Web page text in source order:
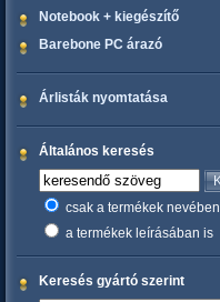
Notebook + kiegészítő
Barebone PC árazó
Árlisták nyomtatása
Általános keresés
csak a termékek nevében
a termékek leírásában is
Keresés gyártó szerint